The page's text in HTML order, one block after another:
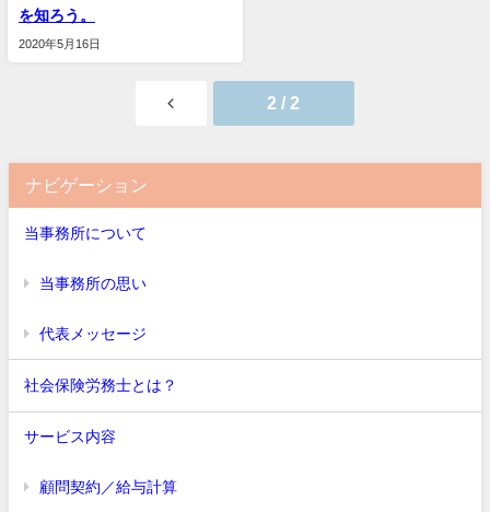
を知ろう。
2020年5月16日
2 / 2
ナビゲーション
当事務所について
当事務所の思い
代表メッセージ
社会保険労務士とは？
サービス内容
顧問契約／給与計算